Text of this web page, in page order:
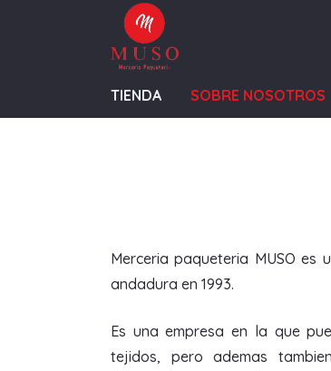
TIENDA SOBRE NOSOTROS
Merceria paqueteria MUSO es
andadura en 1993.
Es una empresa en la que
tejidos, pero ademas